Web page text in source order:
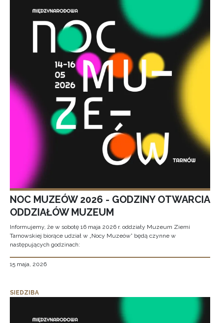
NOC MUZEÓW 2026 - GODZINY OTWARCIA
ODDZIAŁÓW MUZEUM
Informujemy, że w sobotę 16 maja 2026 r. oddziały Muzeum Ziemi
Tarnowskiej biorące udział w „Nocy Muzeów” będą czynne w
następujących godzinach:
15 maja, 2026
SIEDZIBA